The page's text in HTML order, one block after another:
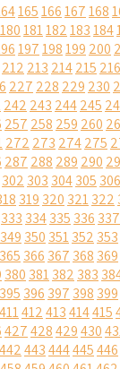
165166167168
180181182183184
197198199 200
212 213 214215 216
227 228 229 230
242 243 244245
257 258 259 260
272 273 274275
287 288 289 290
302 303 304305 306
319 320 321322
333 334335 336 337
349 350 351352 353
365 366 367 368 369
380 381382 383
395 396 397 398 399
411412413414415
427428429430
442443444445446